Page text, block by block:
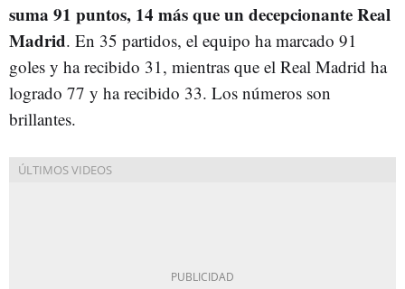
suma 91 puntos, 14 más que un decepcionante Real
Madrid. En 35 partidos, el equipo ha marcado 91
goles y ha recibido 31, mientras que el Real Madrid ha
logrado 77 y ha recibido 33. Los números son
brillantes.